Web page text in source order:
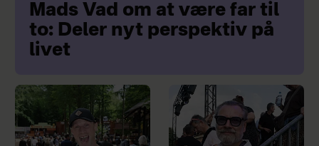
Mads Vad om at være far til
to: Deler nyt perspektiv på
livet